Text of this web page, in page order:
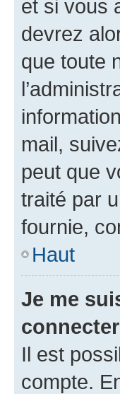
et si vous
devrez
que toute
mail,
peut que
traité par
fournie,
Haut
Je me
Il est
compte.